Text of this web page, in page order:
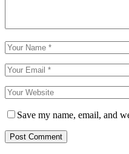
Save my name, email, and